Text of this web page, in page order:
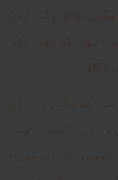
﴿وَالَّذِينَ هُمْ لِفُرُوجِهِمْ حَافِظُونَ ﴿٥﴾ إِلَّا عَلَىٰ
فَإِنَّهُمْ غَيْرُ
شرمگاہوں کی
ہاں البتہ اپنی
نہیں، کہ اس صورت